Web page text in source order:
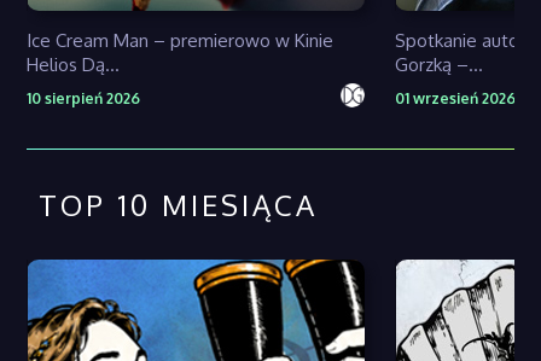
Ice Cream Man – premierowo w Kinie
Helios Dą...
10 sierpień 2026
Spotkanie
Gorzką –...
01 wrzesień 2026
TOP 10 MIESIĄCA